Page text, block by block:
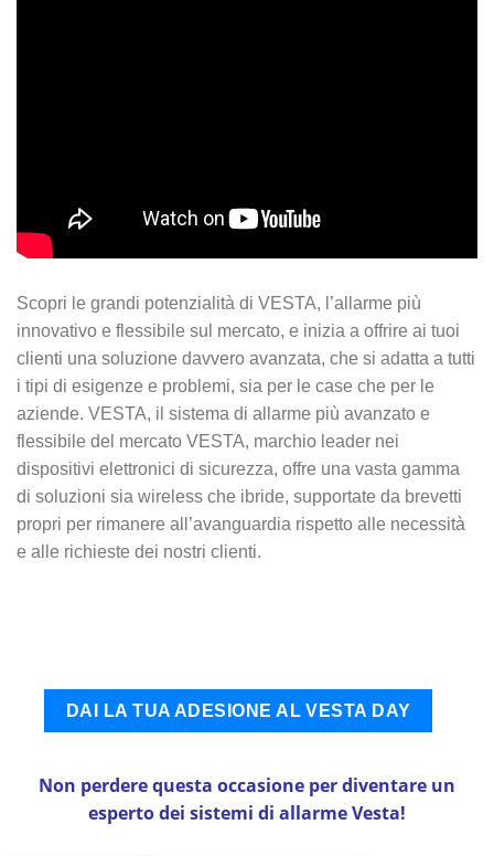
Scopri le grandi potenzialità di VESTA, l’allarme più
innovativo e flessibile sul mercato, e inizia a offrire ai tuoi
clienti una soluzione davvero avanzata, che si adatta a tutti
i tipi di esigenze e problemi, sia per le case che per le
aziende. VESTA, il sistema di allarme più avanzato e
flessibile del mercato VESTA, marchio leader nei
dispositivi elettronici di sicurezza, offre una vasta gamma
di soluzioni sia wireless che ibride, supportate da brevetti
propri per rimanere all’avanguardia rispetto alle necessità
e alle richieste dei nostri clienti.
DAI LA TUA ADESIONE AL VESTA DAY
Non perdere questa occasione per diventare un
esperto dei sistemi di allarme Vesta!